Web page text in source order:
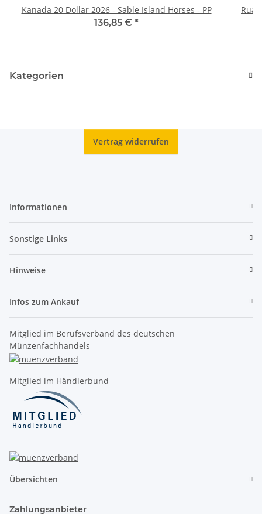
Kanada 20 Dollar 2026 - Sable Island Horses - PP
136,85 € *
Kategorien
Vertrag widerrufen
Informationen
Sonstige Links
Hinweise
Infos zum Ankauf
Mitglied im Berufsverband des deutschen
Münzenfachhandels
Mitglied im Händlerbund
Übersichten
Zahlungsanbieter